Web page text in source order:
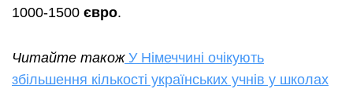
1000-1500 євро.
Читайте також У Німеччині очікують
збільшення кількості українських учнів у школах